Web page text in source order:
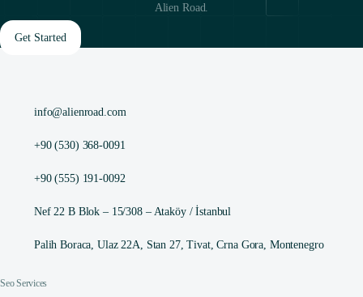
Alien Road.
Get Started
info@alienroad.com
+90 (530) 368-0091
+90 (555) 191-0092
Nef 22 B Blok – 15/308 – Ataköy / İstanbul
Palih Boraca, Ulaz 22A, Stan 27, Tivat, Crna Gora, Montenegro
Seo Services